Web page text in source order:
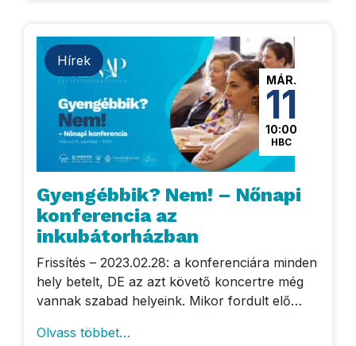
Hírek
MÁR.
11
10:00
HBC
Gyengébbik? Nem! – Nőnapi
konferencia az
inkubátorházban
Frissítés – 2023.02.28: a konferenciára minden
hely betelt, DE az azt követő koncertre még
vannak szabad helyeink. Mikor fordult elő…
Olvass többet…